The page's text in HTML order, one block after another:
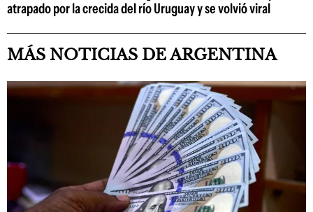
atrapado por la crecida del río Uruguay y se volvió viral
MÁS NOTICIAS DE ARGENTINA